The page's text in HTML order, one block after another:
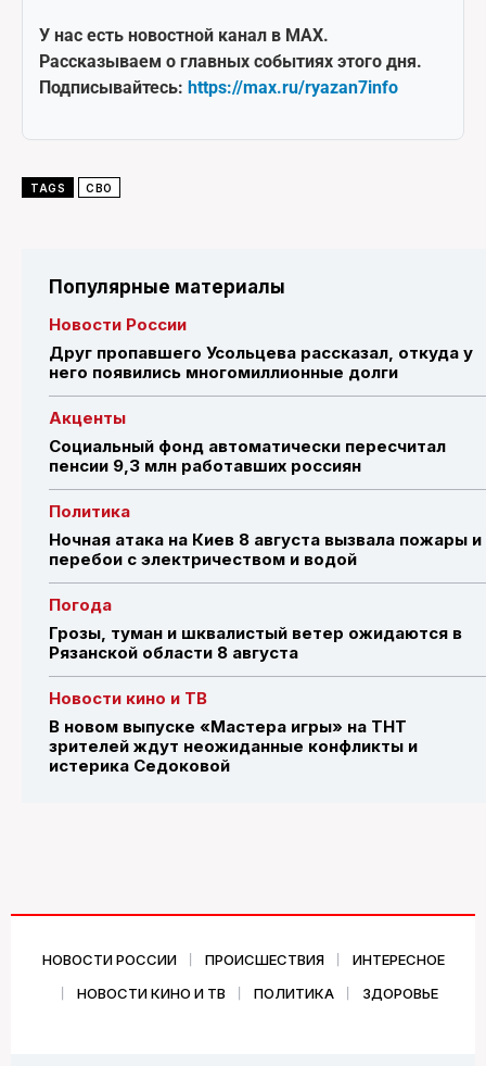
У нас есть новостной канал в MAX.
Рассказываем о главных событиях этого дня.
Подписывайтесь: https://max.ru/ryazan7info
TAGS СВО
Популярные материалы
Новости России
Друг пропавшего Усольцева рассказал, откуда у
него появились многомиллионные долги
Акценты
Социальный фонд автоматически пересчитал
пенсии 9,3 млн работавших россиян
Политика
Ночная атака на Киев 8 августа вызвала пожары и
перебои с электричеством и водой
Погода
Грозы, туман и шквалистый ветер ожидаются в
Рязанской области 8 августа
Новости кино и ТВ
В новом выпуске «Мастера игры» на ТНТ
зрителей ждут неожиданные конфликты и
истерика Седоковой
НОВОСТИ РОССИИ ПРОИСШЕСТВИЯ
ИНТЕРЕСНОЕ
НОВОСТИ КИНО И ТВ
ПОЛИТИКА ЗДОРОВЬЕ